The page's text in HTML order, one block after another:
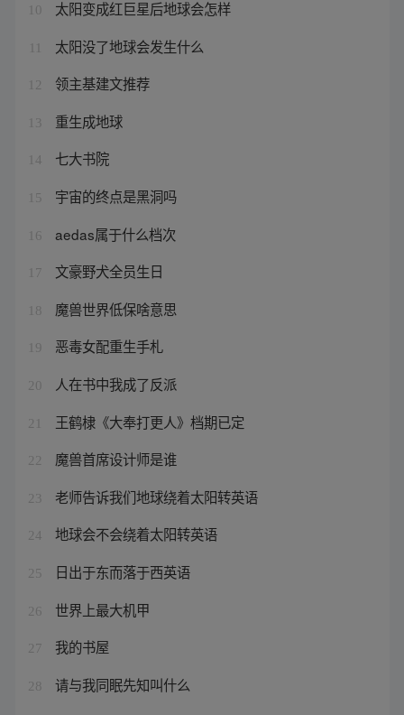
10 太阳变成红巨星后地球会怎样
太阳没了地球会发生什么
12 领主基建文推荐
13 重生成地球
14 七大书院
15 宇宙的终点是黑洞吗
16 aedas属于什么档次
17 文豪野犬全员生日
18 魔兽世界低保啥意思
19 恶毒女配重生手札
20 人在书中我成了反派
21 王鹤棣《大奉打更人》档期已定
22 魔兽首席设计师是谁
23 老师告诉我们地球绕着太阳转英语
24 地球会不会绕着太阳转英语
25 日出于东而落于西英语
26 世界上最大机甲
27 我的书屋
28
请与我同眠先知叫什么